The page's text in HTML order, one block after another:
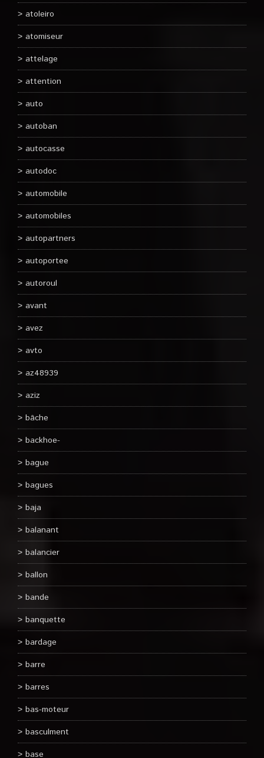
atoleiro
atomiseur
attelage
attention
auto
autoban
autocasse
autodoc
automobile
automobiles
autopartners
autoportee
autoroul
avant
avez
avto
az48939
aziz
bâche
backhoe-
bague
bagues
baja
balanant
balancier
ballon
bande
banquette
bardage
barre
barres
bas-moteur
basculment
base